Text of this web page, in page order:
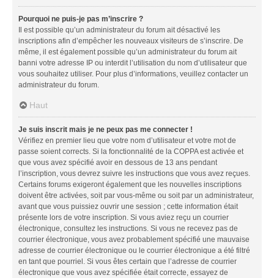
Pourquoi ne puis-je pas m’inscrire ?
Il est possible qu’un administrateur du forum ait désactivé les
inscriptions afin d’empêcher les nouveaux visiteurs de s’inscrire. De
même, il est également possible qu’un administrateur du forum ait
banni votre adresse IP ou interdit l’utilisation du nom d’utilisateur que
vous souhaitez utiliser. Pour plus d’informations, veuillez contacter un
administrateur du forum.
Haut
Je suis inscrit mais je ne peux pas me connecter !
Vérifiez en premier lieu que votre nom d’utilisateur et votre mot de
passe soient corrects. Si la fonctionnalité de la COPPA est activée et
que vous avez spécifié avoir en dessous de 13 ans pendant
l’inscription, vous devrez suivre les instructions que vous avez reçues.
Certains forums exigeront également que les nouvelles inscriptions
doivent être activées, soit par vous-même ou soit par un administrateur,
avant que vous puissiez ouvrir une session ; cette information était
présente lors de votre inscription. Si vous aviez reçu un courrier
électronique, consultez les instructions. Si vous ne recevez pas de
courrier électronique, vous avez probablement spécifié une mauvaise
adresse de courrier électronique ou le courrier électronique a été filtré
en tant que pourriel. Si vous êtes certain que l’adresse de courrier
électronique que vous avez spécifiée était correcte, essayez de